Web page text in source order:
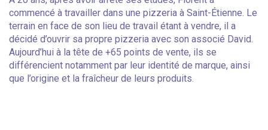
commencé à travailler dans une pizzeria à Saint-Étienne. Le
terrain en face de son lieu de travail étant à vendre, il a
décidé d’ouvrir sa propre pizzeria avec son associé David.
Aujourd’hui à la tête de +65 points de vente, ils se
différencient notamment par leur identité de marque, ainsi
que l’origine et la fraîcheur de leurs produits.